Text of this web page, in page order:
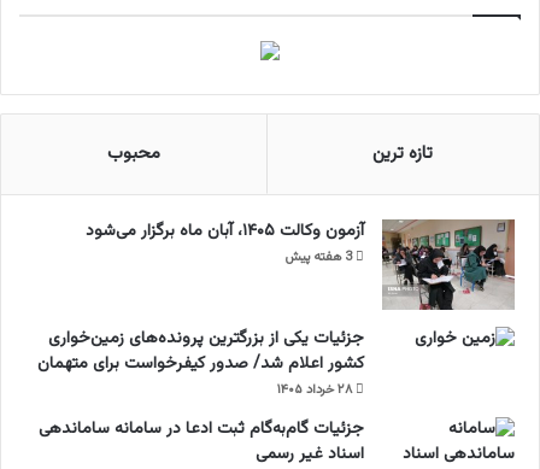
تازه ترین محبوب
آزمون وکالت ۱۴۰۵، آبان ماه برگزار می‌شود
3 هفته پیش
جزئیات یکی از بزرگترین پرونده‌های زمین‌خواری
کشور اعلام شد/ صدور کیفرخواست برای متهمان
۲۸ خرداد ۱۴۰۵
جزئیات گام‌به‌گام ثبت ادعا در سامانه ساماندهی
اسناد غیر رسمی